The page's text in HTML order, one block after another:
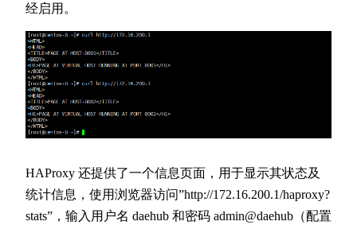
经启用。
HAProxy 还提供了一个信息页面，用于显示其状态及
统计信息，使用浏览器访问”http://172.16.200.1/haproxy?
stats”，输入用户名 daehub 和密码 admin@daehub（配置